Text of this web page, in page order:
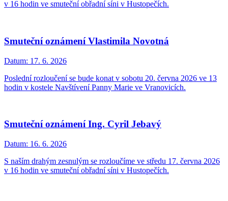
v 16 hodin ve smuteční obřadní síni v Hustopečích.
Smuteční oznámení Vlastimila Novotná
Datum: 17. 6. 2026
Poslední rozloučení se bude konat v sobotu 20. června 2026 ve 13
hodin v kostele Navštívení Panny Marie ve Vranovicích.
Smuteční oznámení Ing. Cyril Jebavý
Datum: 16. 6. 2026
S naším drahým zesnulým se rozloučíme ve středu 17. června 2026
v 16 hodin ve smuteční obřadní síni v Hustopečích.